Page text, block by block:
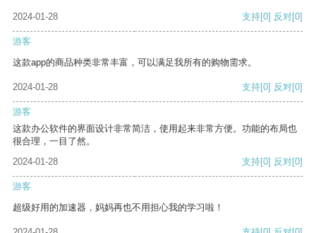
2024-01-28 支持[0] 反对[0]
游客
这款app的商品种类非常丰富，可以满足我所有的购物需求。
2024-01-28 支持[0] 反对[0]
游客
这款办公软件的界面设计非常简洁，使用起来非常方便。功能的布局也
很合理，一目了然。
2024-01-28
支持[0] 反对[0]
游客
超级好用的加速器，妈妈再也不用担心我的学习啦！